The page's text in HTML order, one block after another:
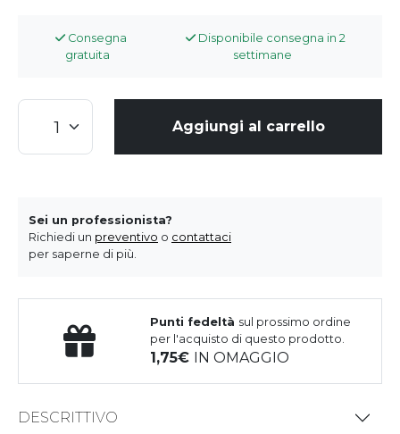
Consegna
gratuita
Disponibile consegna in 2
settimane
Aggiungi al carrello
Sei un professionista?
Richiedi un preventivo o contattaci
per saperne di più.
Punti fedeltà sul prossimo ordine
per l'acquisto di questo prodotto.
1,75 IN OMAGGIO
DESCRITTIVO